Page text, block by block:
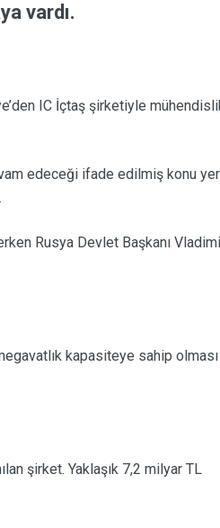
vardı.
IC İçtaş şirketiyle
edeceği ifade edilmiş konu
Rusya Devlet Başkanı
kapasiteye sahip olması
şirket. Yaklaşık 7,2 milyar TL